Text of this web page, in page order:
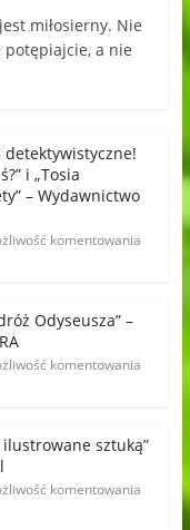
miłosierny. Nie
a nie
detektywistyczne!
i „Tosia
– Wydawnictwo
komentowania
Odyseusza” –
komentowania
sztuką”
komentowania